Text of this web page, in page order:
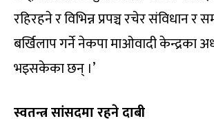
रहिरहने र विभिन्न प्रपञ्च रचेर संविधान र
बर्खिलाप गर्ने नेकपा माओवादी केन्द्रका
भइसकेका छन् ।’
स्वतन्त्र सांसदमा रहने दाबी